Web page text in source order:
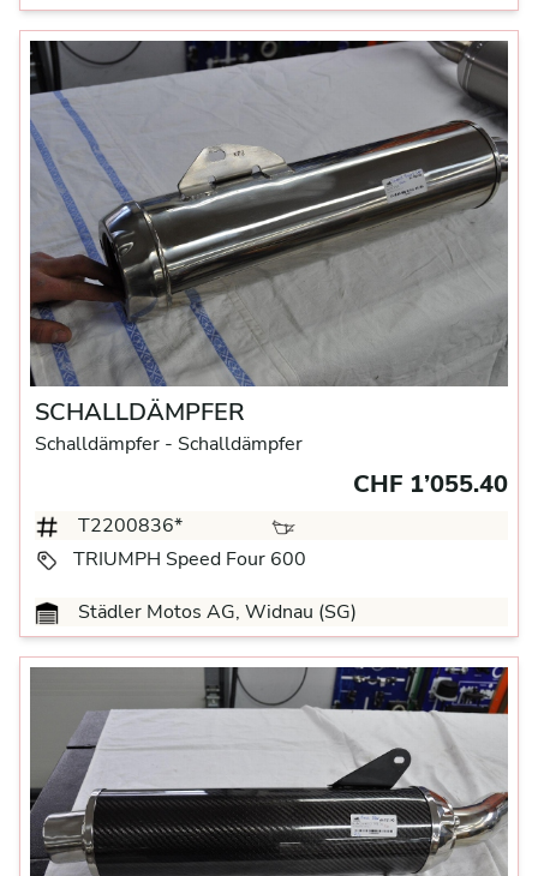
SCHALLDÄMPFER
Schalldämpfer - Schalldämpfer
CHF 1’055.40
T2200836*
TRIUMPH Speed Four 600
Städler Motos AG, Widnau (SG)